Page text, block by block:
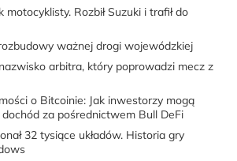
Rozbił Suzuki i trafił do
ważnej drogi wojewódzkiej
arbitra, który poprowadzi mecz z
o Bitcoinie: Jak inwestorzy mogą
za pośrednictwem Bull DeFi
32 tysiące układów. Historia gry